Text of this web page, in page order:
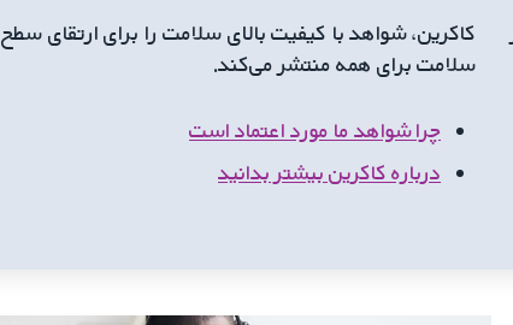
کاکرین، شواهد با کیفیت بالای سلامت را برای ارتقای سطح
سلامت برای همه منتشر می‌کند.
چرا شواهد ما مورد اعتماد است
درباره کاکرین بیشتر بدانید